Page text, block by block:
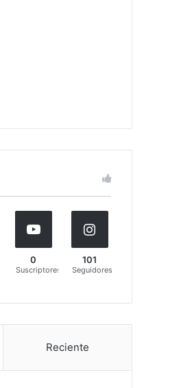
0
Suscriptores
101
Seguidores
Reciente